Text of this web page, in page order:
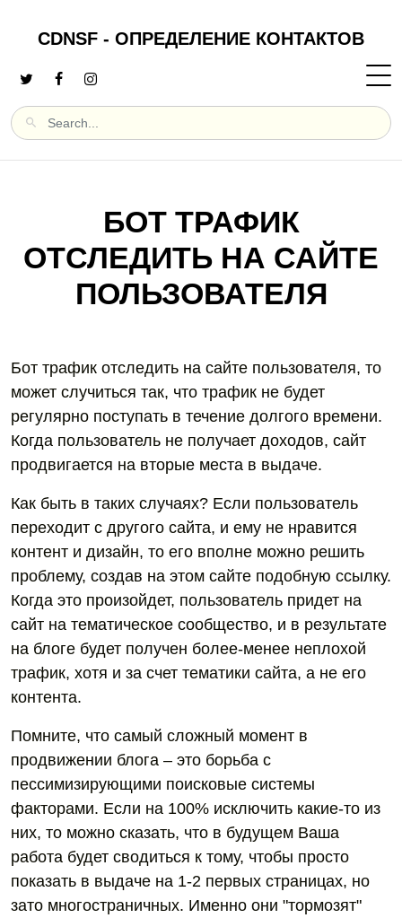
CDNSF - ОПРЕДЕЛЕНИЕ КОНТАКТОВ
БОТ ТРАФИК
ОТСЛЕДИТЬ НА САЙТЕ
ПОЛЬЗОВАТЕЛЯ
Бот трафик отследить на сайте пользователя, то
может случиться так, что трафик не будет
регулярно поступать в течение долгого времени.
Когда пользователь не получает доходов, сайт
продвигается на вторые места в выдаче.
Как быть в таких случаях? Если пользователь
переходит с другого сайта, и ему не нравится
контент и дизайн, то его вполне можно решить
проблему, создав на этом сайте подобную ссылку.
Когда это произойдет, пользователь придет на
сайт на тематическое сообщество, и в результате
на блоге будет получен более-менее неплохой
трафик, хотя и за счет тематики сайта, а не его
контента.
Помните, что самый сложный момент в
продвижении блога – это борьба с
пессимизирующими поисковые системы
факторами. Если на 100% исключить какие-то из
них, то можно сказать, что в будущем Ваша
работа будет сводиться к тому, чтобы просто
показать в выдаче на 1-2 первых страницах, но
зато многостраничных. Именно они "тормозят"